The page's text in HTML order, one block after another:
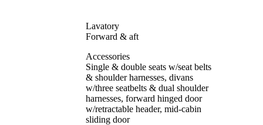
Lavatory
Forward & aft
Accessories
Single & double seats w/seat belts
& shoulder harnesses, divans
w/three seatbelts & dual shoulder
harnesses, forward hinged door
w/retractable header, mid-cabin
sliding door